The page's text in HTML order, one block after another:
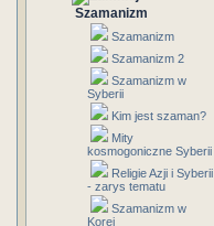
Szamanizm
Szamanizm
Szamanizm 2
Szamanizm w
Syberii
Kim jest szaman?
Mity
kosmogoniczne Syberii
Religie Azji i Syberii
- zarys tematu
Szamanizm w
Korei